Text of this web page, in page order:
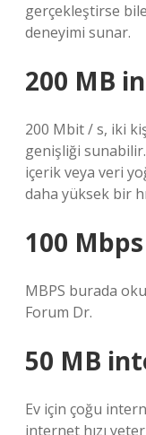
gerçekleştirse
deneyimi sunar.
200 MB
200 Mbit / s, iki
genişliği
içerik veya veri
daha yüksek bir
100
MBPS burada
Forum Dr.
50 MB
Ev için çoğu
internet hızı